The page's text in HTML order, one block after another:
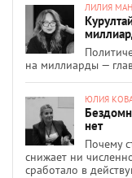
ЛИЛИЯ
на миллиарды —
ЮЛИЯ
нет
Почему
снижает ни
сработало в